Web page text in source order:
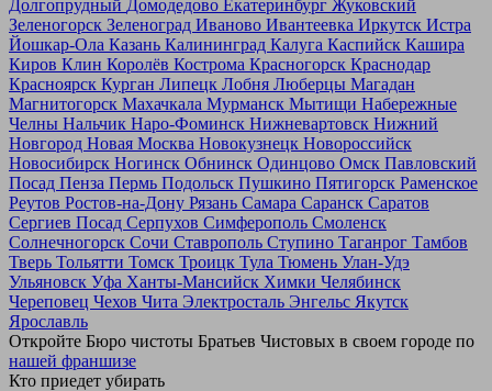
Долгопрудный Домодедово Екатеринбург Жуковский
Зеленогорск Зеленоград Иваново Ивантеевка Иркутск Истра
Йошкар-Ола Казань Калининград Калуга Каспийск Кашира
Киров Клин Королёв Кострома Красногорск Краснодар
Красноярск Курган Липецк Лобня Люберцы Магадан
Магнитогорск Махачкала Мурманск Мытищи Набережные
Челны Нальчик Наро-Фоминск Нижневартовск Нижний
Новгород Новая Москва Новокузнецк Новороссийск
Новосибирск Ногинск Обнинск Одинцово Омск Павловский
Посад Пенза Пермь Подольск Пушкино Пятигорск Раменское
Реутов Ростов-на-Дону Рязань Самара Саранск Саратов
Сергиев Посад Серпухов Симферополь Смоленск
Солнечногорск Сочи Ставрополь Ступино Таганрог Тамбов
Тверь Тольятти Томск Троицк Тула Тюмень Улан-Удэ
Ульяновск Уфа Ханты-Мансийск Химки Челябинск
Череповец Чехов Чита Электросталь Энгельс Якутск
Ярославль
Откройте Бюро чистоты Братьев Чистовых в своем городе по
нашей франшизе
Кто приедет убирать